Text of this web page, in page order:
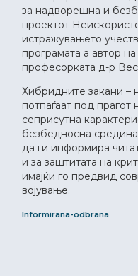
за надворешна и
проектот
истражувањето
програмата а автор
професорката д-р
Хибридните закани –
потпаѓаат под прагот
сеприсутна
безбедносна
да ги информира
и за заштитата на
имајќи го предвид
војување.
Informirana-odbrana